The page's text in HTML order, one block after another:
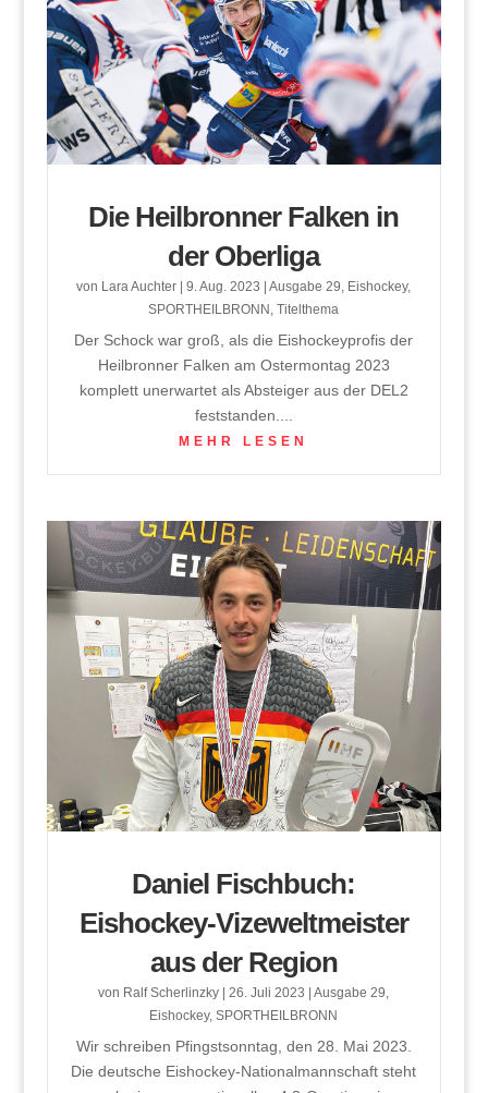
Die Heilbronner Falken in
der Oberliga
von Lara Auchter |9. Aug. 2023 |Ausgabe 29, Eishockey,
SPORTHEILBRONN ,Titelthema
Der Schock war groß, als die Eishockeyprofis der
Heilbronner Falken am Ostermontag 2023
komplett unerwartet als Absteiger aus der DEL2
feststanden....
MEHR LESEN
Daniel Fischbuch:
Eishockey-Vizeweltmeister
aus der Region
von Ralf Scherlinzky | 26. Juli 2023 |Ausgabe 29
Eishockey,SPORTHEILBRONN
Wir schreiben Pfingstsonntag, den 28. Mai 2023.
Die deutsche Eishockey-Nationalmannschaft steht